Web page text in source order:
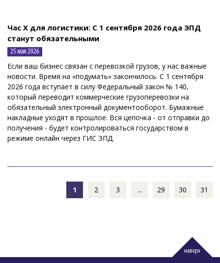
Час Х для логистики: С 1 сентября 2026 года ЭПД
станут обязательными
25 мая 2026
Если ваш бизнес связан с перевозкой грузов, у нас важные
новости. Время на «подумать» закончилось. С 1 сентября
2026 года вступает в силу Федеральный закон № 140,
который переводит коммерческие грузоперевозки на
обязательный электронный документооборот. Бумажные
накладные уходят в прошлое. Вся цепочка - от отправки до
получения - будет контролироваться государством в
режиме онлайн через ГИС ЭПД.
1 2 3 ... 29 30 31
наверх